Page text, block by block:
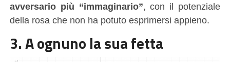
avversario più “immaginario”, con il potenziale
della rosa che non ha potuto esprimersi appieno.
3. A ognuno la sua fetta